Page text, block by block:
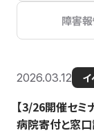
障害
2026.03.12 イ
【3/26開催セミ
病院寄付と窓